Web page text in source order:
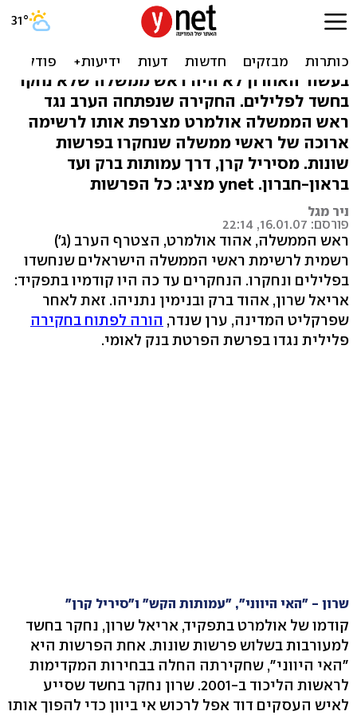
אולמרט לא לבד: גם שלושת
קודמיו נחקרו
בעשור האחרון לא היה ראש ממשלה שלא נחקר
בחשד לפלילים. החקירה שנפתחה הערב נגד
ראש הממשלה אולמרט מצרפת אותו לרשימה
ארוכה של ראשי ממשלה שנחקרו בפרשות
שונות. מסיריל קרן, דרך עמותות ברק ועד
בראון-חברון. ynet מציג: כל הפרשות
ניר מגל
פורסם: 16.01.07, 22:14
ראש הממשלה, אהוד אולמרט, הצטרף הערב (ג')
רשמית לרשימת ראשי הממשלה הישראלים שנחשדו
בפלילים ונחקרו. הנחקרים עד כה היו קודמיו בתפקיד:
אריאל שרון, אהוד ברק ובנימין נתניהו. זאת לאחר
שפרקליט המדינה, ערן שנדר, הורה לפתוח בחקירה
פלילית נגדו בפרשת הפרטת בנק לאומי.
שרון - "האי היווני", "עמותות הקש" ו"סיריל קרן"
קודמו של אולמרט בתפקיד, אריאל שרון, נחקר בחשד
למעורבות בשלוש פרשות שונות. אחת הפרשות היא
"האי היווני", שחקירתה החלה בבחירות המקדימות
לראשות הליכוד ב-2001. שרון נחקר בחשד שסייע
לאיש העסקים דוד אפל לרכוש אי ביוון כדי להפוך אותו